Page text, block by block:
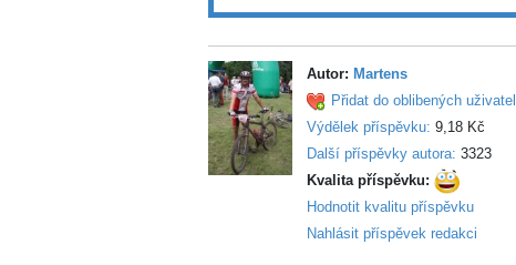
Autor: Martens
Přidat do oblibených
Výdělek příspěvku: 9,18 Kč
Další příspěvky autora: 3323
Kvalita příspěvku:
Hodnotit kvalitu příspěvku
Nahlásit příspěvek redakci